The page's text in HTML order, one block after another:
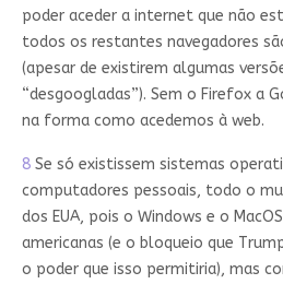
poder aceder a internet que não
todos os restantes navegadores
(apesar de existirem algumas
“desgoogladas”). Sem o Firefox a
na forma como acedemos à web.
8Se só existissem sistemas
computadores pessoais, todo o
dos EUA, pois o Windows e o
americanas (e o bloqueio que
o poder que isso permitiria), mas